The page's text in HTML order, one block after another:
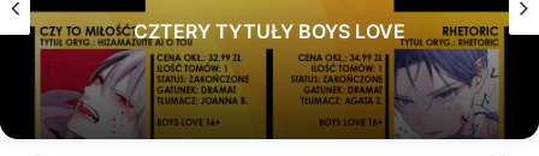
CZTERY TYTUŁY BOYS LOVE